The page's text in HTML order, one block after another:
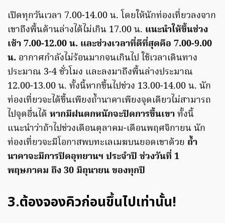
เปิดทุกวันเวลา 7.00-14.00 น. โดยให้นักท่องเที่ยวลงจาก
เขาถึงพื้นด้านล่างได้ไม่เกิน 17.00 น. แนะนำให้ขึ้นช่วง
เช้า 7.00-12.00 น. และช่วงเวลาที่ดีที่สุดคือ 7.00-9.00
น. อากาศกำลังไม่ร้อนมากจนเกินไป ใช้เวลาเดินทาง
ประมาณ 3-4 ชั่วโมง และลงมาถึงพื้นล่างประมาณ
12.00-13.00 น. ทั้งนี้หากขึ้นไปช่วง 13.00-14.00 น. นัก
ท่องเที่ยวจะได้ขึ้นเพียงถ้ำนาคาเพียงจุดเดียวไม่สามารถ
ไปจุดอื่นได้ หากมีฝนตกหนักจะปิดการขึ้นเขาทั้งนี้
แนะนำว่าถ้าไปช่วงเดือนตุลาคม-เดือนพฤศจิกายน นัก
ท่องเที่ยวจะมีโอกาสพบทะเลเมฆบนยอดเขาด้วย ถ้ำ
นาคาจะมีการปิดอุทยานฯ ประจำปี ช่วงวันที่ 1
พฤษภาคม ถึง 30 มิถุนายน ของทุกปี
3.ต้องจองคิวก่อนขึ้นไปเท่านั้น!